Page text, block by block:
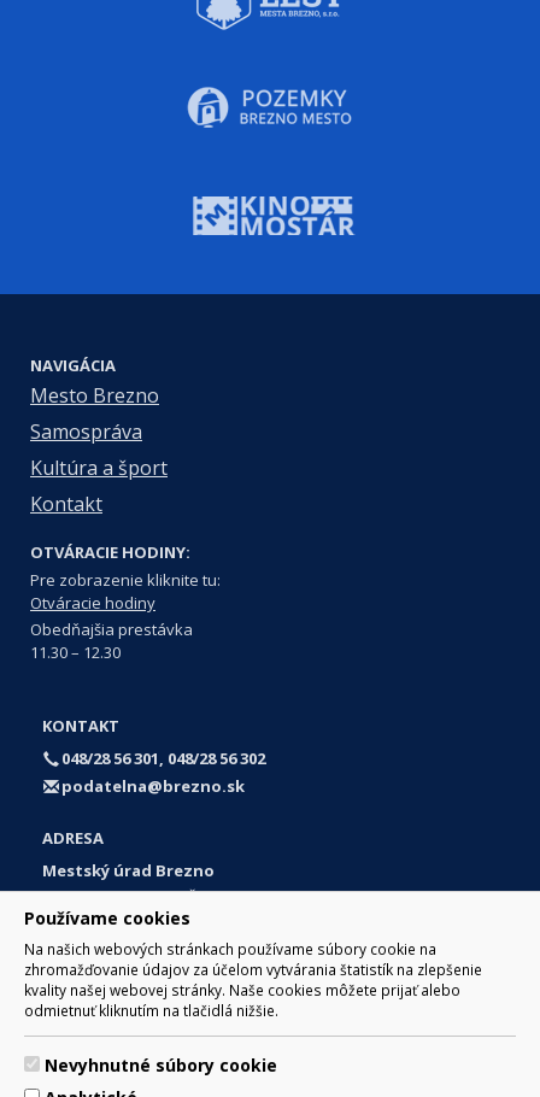
Používame cookies
Na našich webových stránkach používame súbory cookie na
zhromažďovanie údajov za účelom vytvárania štatistík na zlepšenie
kvality našej webovej stránky. Naše cookies môžete prijať alebo
odmietnuť kliknutím na tlačidlá nižšie.
Nevyhnutné súbory cookie
NAVIGÁCIA
Mesto Brezno
Samospráva
Kultúra a šport
Kontakt
OTVÁRACIE HODINY:
Pre zobrazenie kliknite tu:
Otváracie hodiny
Obedňajšia prestávka
11.30 – 12.30
KONTAKT
048/28 56 301, 048/28 56 302
podatelna@brezno.sk
ADRESA
Mestský úrad Brezno
Námestie gen. M. R. Štefánika 1
977 01 Brezno
Slovakia (Slovak Republic)
© 2017 Mesto Brezno, Námestie gen. M. R. Štefánika 1, Brezno